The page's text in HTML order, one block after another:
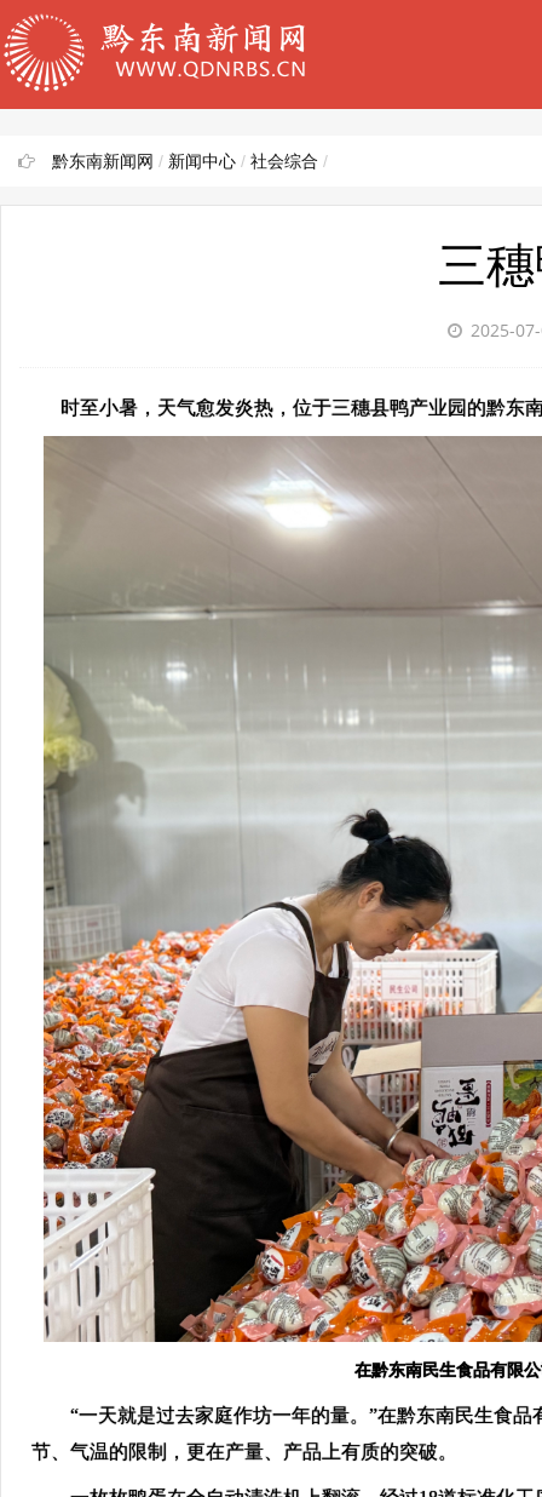
黔东南新闻网 / 新闻中心 / 社会综合 /
三
2025-
时至小暑，天气愈发炎热，位于三穗县鸭产业园的黔东
在黔东南民生食品有限
“一天就是过去家庭作坊一年的量。”在黔东南民生食品
节、气温的限制，更在产量、产品上有质的突破。